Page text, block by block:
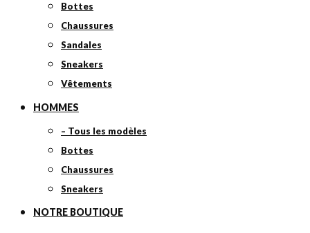
Bottes
Chaussures
Sandales
Sneakers
Vêtements
HOMMES
– Tous les modèles
Bottes
Chaussures
Sneakers
NOTRE BOUTIQUE